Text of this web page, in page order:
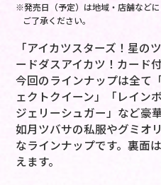
※発売日（予定）は地域・店舗など
ご了承ください。
「アイカツスターズ！星の
ードダスアイカツ！カード
今回のラインナップは全て
ェクトクイーン」「レイン
ジェリーシュガー」など豪
如月ツバサの私服やグミオ
なラインナップです。裏面
えます。